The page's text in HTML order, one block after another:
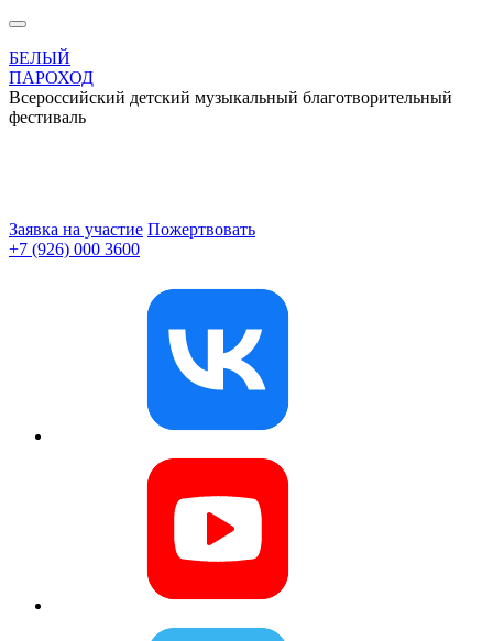
БЕЛЫЙ
ПАРОХОД
Всероссийский детский музыкальный благотворительный
фестиваль
Заявка на участие Пожертвовать
+7 (926) 000 3600